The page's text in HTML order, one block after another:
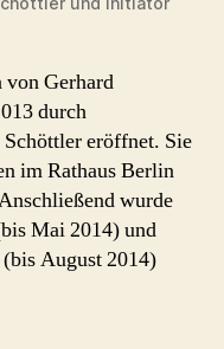
Gerhard
durch
eröffnet. Sie
im Rathaus Berlin
wurde
Mai 2014) und
August 2014)